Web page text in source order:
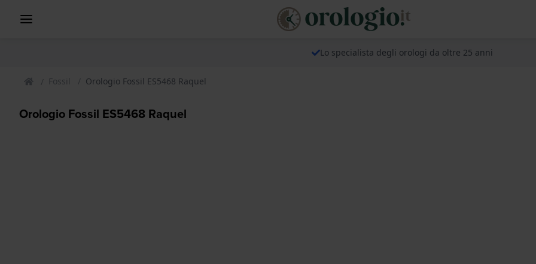
Lo specialista degli orologi da oltre 25 anni
Fossil Orologio Fossil ES5468 Raquel
Orologio Fossil ES5468 Raquel